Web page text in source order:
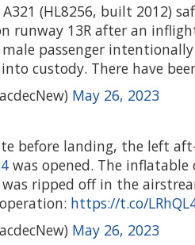
(HL8256, built 2012)
runway 13R after an
passenger
custody. There have
May 26, 2023
before landing, the left
was opened. The
ripped off in the
https://t.co/
May 26, 2023